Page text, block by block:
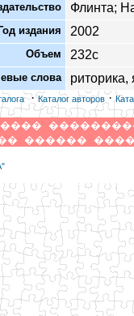
Флинта;
Год издания 2002
Объем 232с
слова риторика,
·Каталог авторов·
������